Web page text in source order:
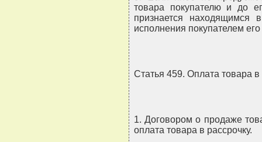
товара покупателю и до
признается находящимся
исполнения покупателем
Статья 459. Оплата товара в
1. Договором о продаже
оплата товара в рассрочку.